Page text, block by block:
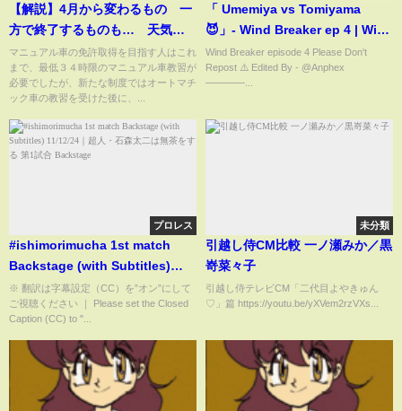
【解説】4月から変わるもの 一
方で終了するものも… 天気予
報177やサイン決済、びん牛乳な
どは3月で終了
マニュアル車の免許取得を目指す人はこれ
まで、最低３４時限のマニュアル車教習が
必要でしたが、新たな制度ではオートマチ
ック車の教習を受けた後に、...
「 Umemiya vs Tomiyama
😈」- Wind Breaker ep 4 | Wind
Breaker edit | #windbreaker
#anime
Wind Breaker episode 4 Please Don't
Repost ⚠️ Edited By - @Anphex
————...
プロレス
#ishimorimucha 1st match
Backstage (with Subtitles)
11/12/24｜超人・石森太二は無
茶をする 第1試合 Backstage
※ 翻訳は字幕設定（CC）を”オン”にして
ご視聴ください ｜ Please set the Closed
Caption (CC) to "...
未分類
引越し侍CM比較 一ノ瀬みか／黒
嵜菜々子
引越し侍テレビCM「二代目よやきゅん
♡」篇 https://youtu.be/yXVem2rzVXs...